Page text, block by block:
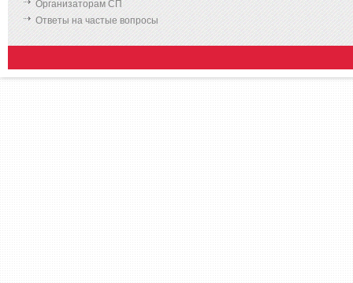
Организаторам СП
Ответы на частые вопросы